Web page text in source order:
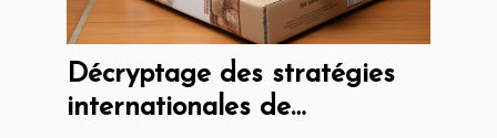
Décryptage des stratégies
internationales de